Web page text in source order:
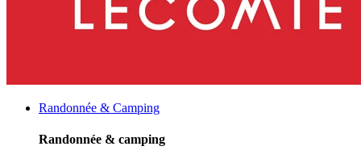
Randonnée & Camping
Randonnée & camping